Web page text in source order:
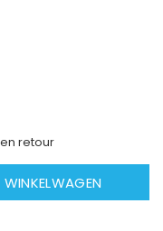
retour